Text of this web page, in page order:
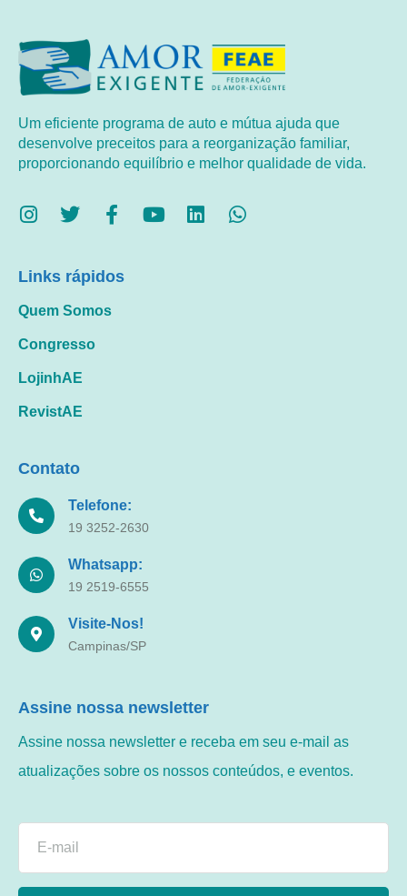
Um eficiente programa de auto e mútua ajuda que
desenvolve preceitos para a reorganização familiar,
proporcionando equilíbrio e melhor qualidade de vida.
Links rápidos
Quem Somos
Congresso
LojinhAE
RevistAE
Contato
Telefone:
19 3252-2630
Whatsapp:
19 2519-6555
Visite-Nos!
Campinas/SP
Assine nossa newsletter
Assine nossa newsletter e receba em seu e-mail as
atualizações sobre os nossos conteúdos, e eventos.